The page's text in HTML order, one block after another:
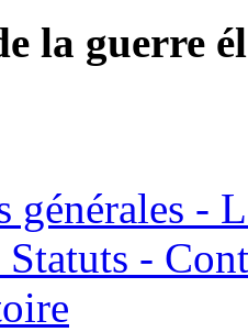
la guerre
générales -
-